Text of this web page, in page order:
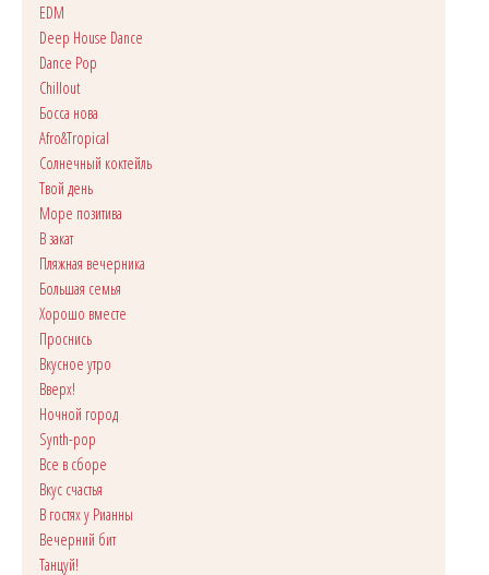
EDM
Deep House Dance
Dance Pop
Сhillout
Босса нова
Afro&Tropical
Солнечный коктейль
Твой день
Море позитива
В закат
Пляжная вечерника
Большая семья
Хорошо вместе
Проснись
Вкусное утро
Вверх!
Ночной город
Synth-pop
Все в сборе
Вкус счастья
В гостях у Рианны
Вечерний бит
Танцуй!